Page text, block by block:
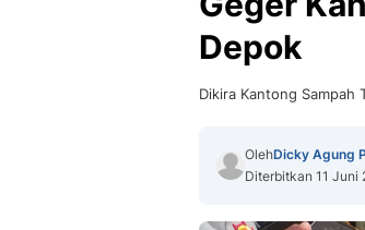
Depok
Dikira Kantong Sampah
OlehDicky Agung
Diterbitkan 11 Juni